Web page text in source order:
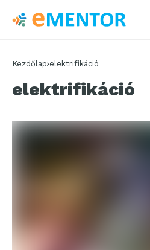
Kezdőlap elektrifikáció
elektrifikáció